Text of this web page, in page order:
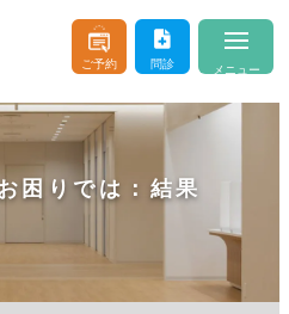
ご予約 問診 メニュー
Buttocks and Stomach
困りでは：結果